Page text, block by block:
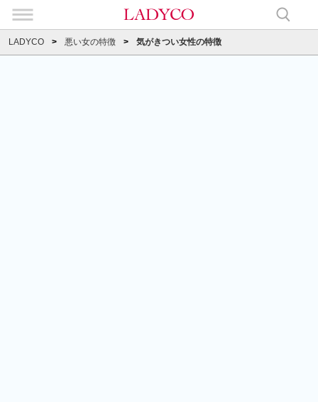
LADYCO 悪い女の特徴 気がきつい女性の特徴